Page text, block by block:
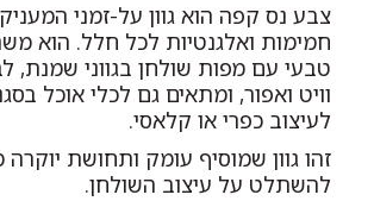
צבע נס קפה הוא גוון על-זמני
חמימות ואלגנטיות לכל חלל. הוא
טבעי עם מפות שולחן בגווני שמנת,
וויט ואפור, ומתאים גם לכלי אוכל
לעיצוב כפרי או קלאסי.
זהו גוון שמוסיף עומק ותחושת יוקרה
להשתלט על עיצוב השולחן.